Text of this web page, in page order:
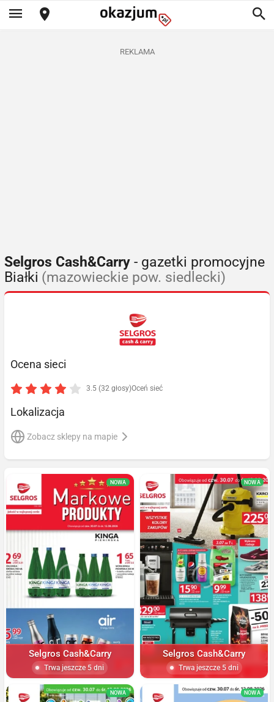
REKLAMA
Selgros Cash&Carry - gazetki promocyjne
Białki (mazowieckie pow. siedlecki)
Ocena sieci
3.5 (32 głosy)Oceń sieć
Lokalizacja
Zobacz sklepy na mapie
NOWA
Selgros Cash&Carry
Trwa jeszcze 5 dni
NOWA
Selgros Cash&Carry
Trwa jeszcze 5 dni
NOWA NOWA